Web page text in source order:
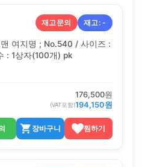
재고문의 재고:-
여지명 ; No.540 / 사이즈 :
: 1상자(100개) pk
176,500원
(VAT포함)194,150원
장바구니 찜하기